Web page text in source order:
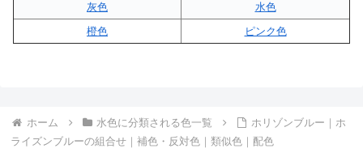
灰色
水色
橙色
ピンク色
ホーム 水色に分類される色一覧
ホリゾンブルー｜ホ
ライズンブルーの組合せ｜補色・反対色｜類似色｜配色